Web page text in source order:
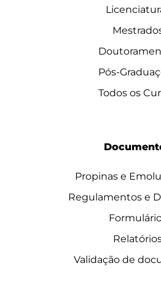
Pós-
Todos os
Propinas e
Regulamentos e
Validação de